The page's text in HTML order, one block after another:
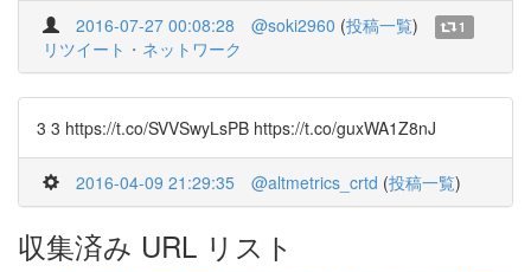
2016-07-27 00:08:28 @soki2960 (投稿一覧) 1
リツイート・ネットワーク
3 3 https://t.co/SVVSwyLsPB https://t.co/guxWA1Z8nJ
2016-04-09 21:29:35 @altmetrics_crtd (投稿一覧)
収集済み URL リスト